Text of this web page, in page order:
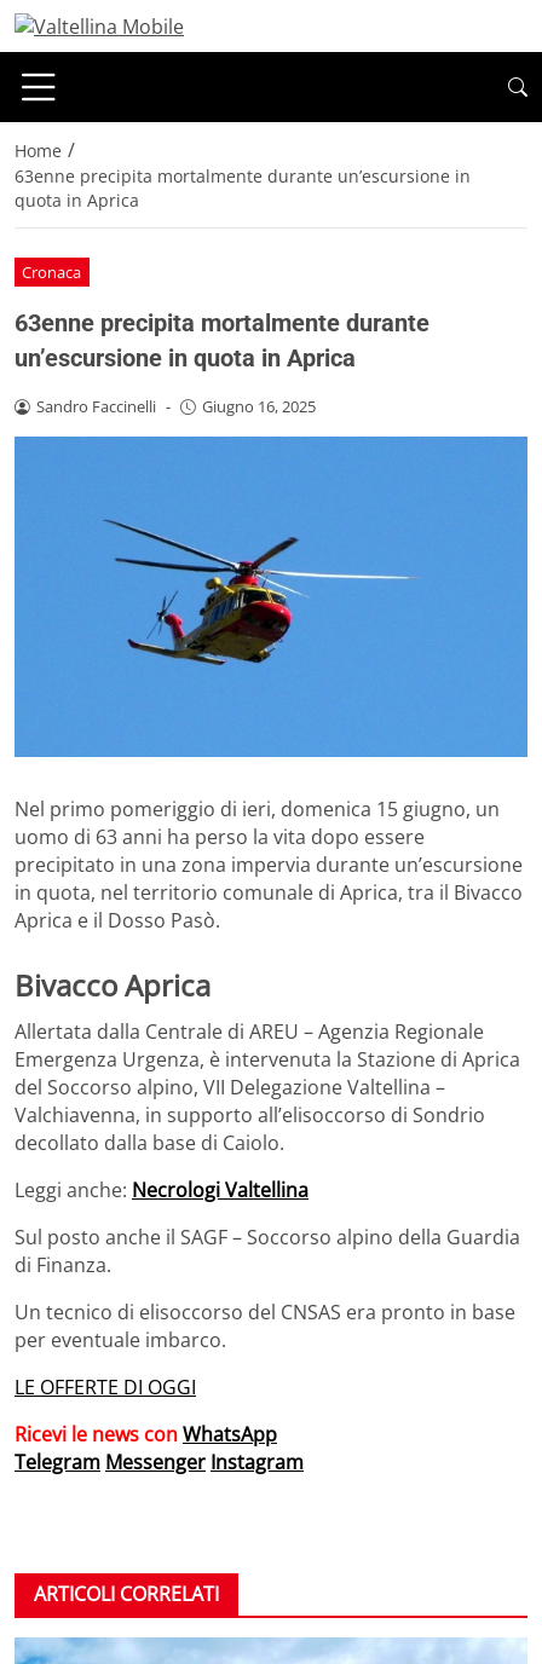
Home /
63enne precipita mortalmente durante un’escursione in
quota in Aprica
Cronaca
63enne precipita mortalmente durante
un’escursione in quota in Aprica
Sandro Faccinelli - Giugno 16, 2025
Nel primo pomeriggio di ieri, domenica 15 giugno, un
uomo di 63 anni ha perso la vita dopo essere
precipitato in una zona impervia durante un’escursione
in quota, nel territorio comunale di Aprica, tra il Bivacco
Aprica e il Dosso Pasò.
Bivacco Aprica
Allertata dalla Centrale di AREU – Agenzia Regionale
Emergenza Urgenza, è intervenuta la Stazione di Aprica
del Soccorso alpino, VII Delegazione Valtellina –
Valchiavenna, in supporto all’elisoccorso di Sondrio
decollato dalla base di Caiolo.
Leggi anche: Necrologi Valtellina
Sul posto anche il SAGF – Soccorso alpino della Guardia
di Finanza.
Un tecnico di elisoccorso del CNSAS era pronto in base
per eventuale imbarco.
LE OFFERTE DI OGGI
Ricevi le news conWhatsApp
Telegram Messenger Instagram
ARTICOLI CORRELATI